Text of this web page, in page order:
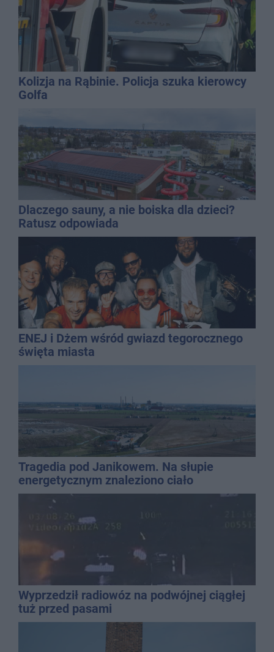
Kolizja na Rąbinie. Policja szuka kierowcy
Golfa
Dlaczego sauny, a nie boiska dla dzieci?
Ratusz odpowiada
ENEJ i Dżem wśród gwiazd tegorocznego
święta miasta
Tragedia pod Janikowem. Na słupie
energetycznym znaleziono ciało
mężczyzny
Wyprzedził radiowóz na podwójnej ciągłej
tuż przed pasami